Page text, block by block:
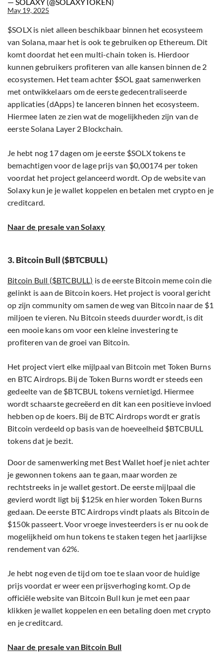
May 19, 2025
$SOLX is niet alleen beschikbaar binnen het ecosysteem
van Solana, maar het is ook te gebruiken op Ethereum. Dit
komt doordat het een multi-chain token is. Hierdoor
kunnen gebruikers profiteren van alle kansen binnen de 2
ecosystemen. Het team achter $SOL gaat samenwerken
met ontwikkelaars om de eerste gedecentraliseerde
applicaties (dApps) te lanceren binnen het ecosysteem.
Hiermee laten ze zien wat de mogelijkheden zijn van de
eerste Solana Layer 2 Blockchain.
Je hebt nog 17 dagen om je eerste $SOLX tokens te
bemachtigen voor de lage prijs van $0,00174 per token
voordat het project gelanceerd wordt. Op de website van
Solaxy kun je je wallet koppelen en betalen met crypto en je
creditcard.
Naar de presale van Solaxy
3. Bitcoin Bull ($BTCBULL)
Bitcoin Bull ($BTCBULL) is de eerste Bitcoin meme coin die
gelinkt is aan de Bitcoin koers. Het project is vooral gericht
op zijn community om samen de weg van Bitcoin naar de $1
miljoen te vieren. Nu Bitcoin steeds duurder wordt, is dit
een mooie kans om voor een kleine investering te
profiteren van de groei van Bitcoin.
Het project viert elke mijlpaal van Bitcoin met Token Burns
en BTC Airdrops. Bij de Token Burns wordt er steeds een
gedeelte van de $BTCBUL tokens vernietigd. Hiermee
wordt schaarste gecreëerd en dit kan een positieve invloed
hebben op de koers. Bij de BTC Airdrops wordt er gratis
Bitcoin verdeeld op basis van de hoeveelheid $BTCBULL
tokens dat je bezit.
Door de samenwerking met Best Wallet hoef je niet achter
je gewonnen tokens aan te gaan, maar worden ze
rechtstreeks in je wallet gestort. De eerste mijlpaal die
gevierd wordt ligt bij $125k en hier worden Token Burns
gedaan. De eerste BTC Airdrops vindt plaats als Bitcoin de
$150k passeert. Voor vroege investeerders is er nu ook de
mogelijkheid om hun tokens te staken tegen het jaarlijkse
rendement van 62%.
Je hebt nog even de tijd om toe te slaan voor de huidige
prijs voordat er weer een prijsverhoging komt. Op de
officiële website van Bitcoin Bull kun je met een paar
klikken je wallet koppelen en een betaling doen met crypto
en je creditcard.
Naar de presale van Bitcoin Bull